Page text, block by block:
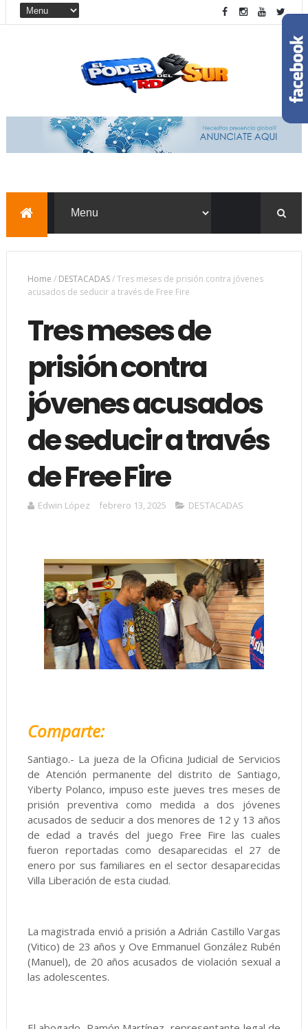
Home / DESTACADAS/Tres meses de prisión contra jóvenes
acusados de seducir a través de Free Fire
Tres meses de
prisión contra
jóvenes acusados
de seducir a través
de Free Fire
Edwin López febrero 13, 2025 DESTACADAS
Comparte:
Santiago.- La jueza de la Oficina Judicial de Servicios
de Atención permanente del distrito de Santiago,
Yiberty Polanco, impuso este jueves tres meses de
prisión preventiva como medida a dos jóvenes
acusados de seducir a dos menores de 12 y 13 años
de edad a través del juego Free Fire las cuales
fueron reportadas como desaparecidas el 27 de
enero por sus familiares en el sector desaparecidas
Villa Liberación de esta ciudad.
La magistrada envió a prisión a Adrián Castillo Vargas
(Vitico) de 23 años y Ove Emmanuel González Rubén
(Manuel), de 20 años acusados de violación sexual a
las adolescentes.